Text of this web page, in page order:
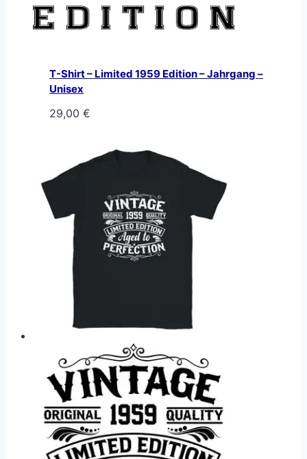
T-Shirt – Limited 1959 Edition – Jahrgang –
Unisex
29,00 €